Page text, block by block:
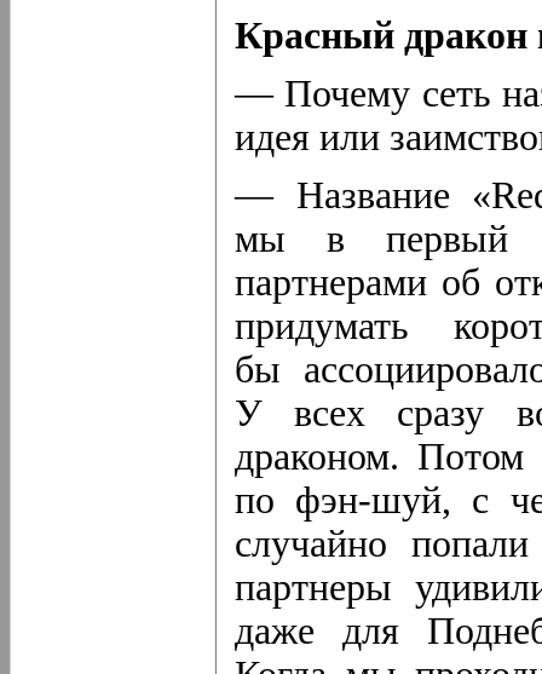
Красный дракон
— Почему сеть
идея или
— Название
мы в первый
партнерами об
придумать
бы
У всех сразу
драконом.
по фэн-шуй, с
случайно
партнеры
даже для